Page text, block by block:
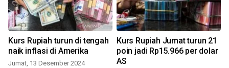
Kurs Rupiah turun di tengah
naik inflasi di Amerika
Jumat, 13 Desember 2024
Kurs Rupiah Jumat turun 21
poin jadi Rp15.966 per dolar
AS